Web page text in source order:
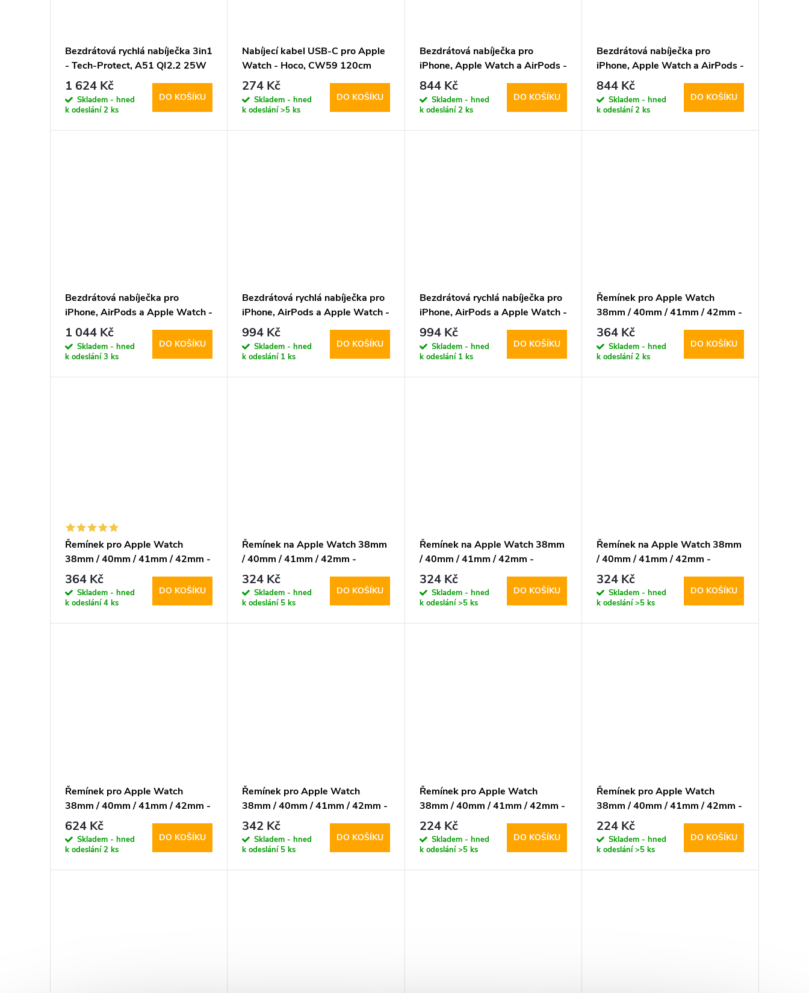
Bezdrátová rychlá nabíječka 3in1
- Tech-Protect, A51 QI2.2 25W
MagSafe Wireless Charger
White
1 624 Kč
Skladem - hned
k odeslání2 ks
DO KOŠÍKU
Nabíjecí kabel USB-C pro Apple
Watch - Hoco, CW59 120cm
274 Kč
Skladem - hned
k odeslání>5 ks
DO KOŠÍKU
Bezdrátová nabíječka pro
iPhone, Apple Watch a AirPods -
Tech-Protect, QI15W-A47
Wireless Charger White
844 Kč
Skladem - hned
k odeslání2 ks
DO KOŠÍKU
Bezdrátová nabíječka pro
iPhone, Apple Watch a AirPods -
Tech-Protect, QI15W-A47
Wireless Charger Black
844 Kč
Skladem - hned
k odeslání2 ks
DO KOŠÍKU
Bezdrátová nabíječka pro
iPhone, AirPods a Apple Watch -
Tech-Protect, QI15W-A43
MagSafe Pink
1 044 Kč
Skladem - hned
k odeslání3 ks
DO KOŠÍKU
Bezdrátová rychlá nabíječka pro
iPhone, AirPods a Apple Watch -
Tech-Protect, QI15W-A41
MagSafe Wireless Charger
White
994 Kč
Skladem - hned
k odeslání 1 ks
DO KOŠÍKU
Bezdrátová rychlá nabíječka pro
iPhone, AirPods a Apple Watch -
Tech-Protect, QI15W-A41
MagSafe Wireless Charger Black
994 Kč
Skladem - hned
k odeslání 1 ks
DO KOŠÍKU
Řemínek pro Apple Watch
38mm / 40mm / 41mm / 42mm -
Tech-Protect, Silicone Walnut
364 Kč
Skladem - hned
k odeslání2 ks
DO KOŠÍKU
Řemínek pro Apple Watch
38mm / 40mm / 41mm / 42mm -
Tech-Protect, Silicone Starlight
364 Kč
Skladem - hned
k odeslání4 ks
DO KOŠÍKU
Řemínek na Apple Watch 38mm
/ 40mm / 41mm / 42mm -
DuxDucis, YJ Green/Gray
324 Kč
Skladem - hned
k odeslání 5 ks
DO KOŠÍKU
Řemínek na Apple Watch 38mm
/ 40mm / 41mm / 42mm -
DuxDucis, YJ Blue/Grey
324 Kč
Skladem - hned
k odeslání>5 ks
DO KOŠÍKU
Řemínek na Apple Watch 38mm
/ 40mm / 41mm / 42mm -
DuxDucis, YJ Black/Grey
324 Kč
Skladem - hned
k odeslání>5 ks
DO KOŠÍKU
Řemínek pro Apple Watch
38mm / 40mm / 41mm / 42mm -
DuxDucis, YS Brown
624 Kč
Skladem - hned
k odeslání2 ks
DO KOŠÍKU
Řemínek pro Apple Watch
38mm / 40mm / 41mm / 42mm -
Hoco, WA20 Climbing Black
342 Kč
Skladem - hned
k odeslání 5 ks
DO KOŠÍKU
Řemínek pro Apple Watch
38mm / 40mm / 41mm / 42mm -
Hoco, WA15 Flexible Powder
Sand
224 Kč
Skladem - hned
k odeslání>5 ks
DO KOŠÍKU
Řemínek pro Apple Watch
38mm / 40mm / 41mm / 42mm -
Hoco, WA15 Flexible Big Red
224 Kč
Skladem - hned
k odeslání>5 ks
DO KOŠÍKU